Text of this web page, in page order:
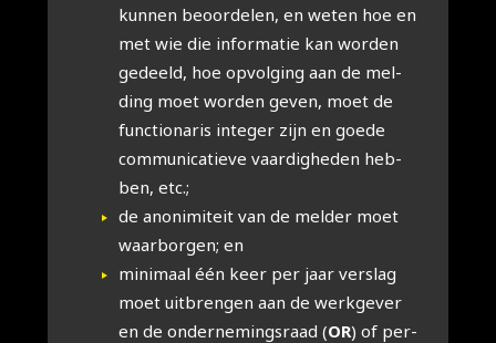
kun­nen beoor­de­len, en weten hoe en
met wie die infor­ma­tie kan wor­den
gedeeld, hoe opvol­ging aan de mel­
ding moet wor­den geven, moet de
func­ti­o­na­ris inte­ger zijn en goede
com­mu­ni­ca­tie­ve vaar­dig­he­den heb­
ben, etc.;
de ano­ni­mi­teit van de mel­der moet
waar­bor­gen; en
mini­maal één keer per jaar ver­slag
moet uit­bren­gen aan de werk­ge­ver
en de onder­ne­mings­raad (OR) of per­